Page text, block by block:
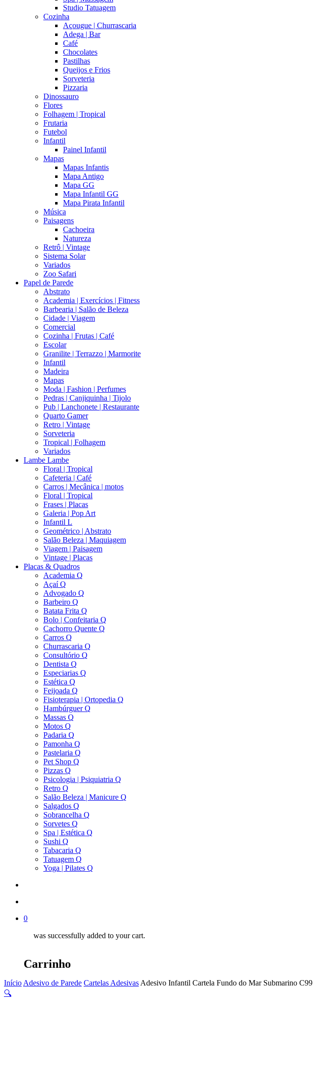
Studio Tatuagem
Cozinha
Açougue | Churrascaria
Adega | Bar
Café
Chocolates
Pastilhas
Queijos e Frios
Sorveteria
Pizzaria
Dinossauro
Flores
Folhagem | Tropical
Frutaria
Futebol
Infantil
Painel Infantil
Mapas
Mapas Infantis
Mapa Antigo
Mapa GG
Mapa Infantil GG
Mapa Pirata Infantil
Música
Paisagens
Cachoeira
Natureza
Retrô | Vintage
Sistema Solar
Variados
Zoo Safari
Papel de Parede
Abstrato
Academia | Exercícios | Fitness
Barbearia | Salão de Beleza
Cidade | Viagem
Comercial
Cozinha | Frutas | Café
Escolar
Granilite | Terrazzo | Marmorite
Infantil
Madeira
Mapas
Moda | Fashion | Perfumes
Pedras | Canjiquinha | Tijolo
Pub | Lanchonete | Restaurante
Quarto Gamer
Retro | Vintage
Sorveteria
Tropical | Folhagem
Variados
Lambe Lambe
Floral | Tropical
Cafeteria | Café
Carros | Mecânica | motos
Floral | Tropical
Frases | Placas
Galeria | Pop Art
Infantil L
Geométrico | Abstrato
Salão Beleza | Maquiagem
Viagem | Paisagem
Vintage | Placas
Placas & Quadros
Academia Q
Açaí Q
Advogado Q
Barbeiro Q
Batata Frita Q
Bolo | Confeitaria Q
Cachorro Quente Q
Carros Q
Churrascaria Q
Consultório Q
Dentista Q
Especiarias Q
Estética Q
Feijoada Q
Fisioterapia | Ortopedia Q
Hambúrguer Q
Massas Q
Motos Q
Padaria Q
Pamonha Q
Pastelaria Q
Pet Shop Q
Pizzas Q
Psicologia | Psiquiatria Q
Retro Q
Salão Beleza | Manicure Q
Salgados Q
Sobrancelha Q
Sorvetes Q
Spa | Estética Q
Sushi Q
Tabacaria Q
Tatuagem Q
Yoga | Pilates Q
0
was successfully added to your cart.
Carrinho
Início Adesivo de Parede Cartelas Adesivas Adesivo Infantil Cartela Fundo do Mar Submarino C99
🔍